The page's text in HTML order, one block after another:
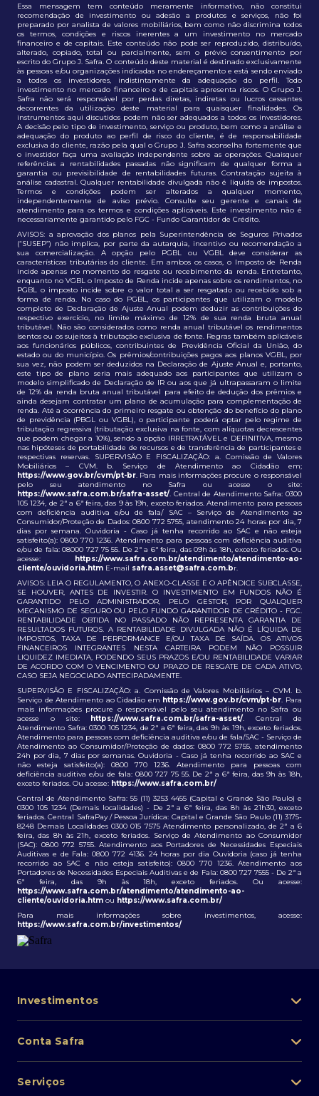
Essa mensagem tem conteúdo meramente informativo, não constitui
recomendação de investimento ou adesão a produtos e serviços, não foi
preparado por analista de valores mobiliários, bem como não discrimina todos
os termos, condições e riscos inerentes a um investimento no mercado
financeiro e de capitais. Este conteúdo não pode ser reproduzido, distribuído,
alterado, copiado, total ou parcialmente, sem o prévio consentimento por
escrito do Grupo J. Safra. O conteúdo deste material é destinado exclusivamente
às pessoas e/ou organizações indicadas no endereçamento e está sendo enviado
a todos os investidores, indistintamente da adequação do perfil. Todo
investimento no mercado financeiro e de capitais apresenta riscos. O Grupo J.
Safra não será responsável por perdas diretas, indiretas ou lucros cessantes
decorrentes da utilização deste material para quaisquer finalidades. Os
instrumentos aqui discutidos podem não ser adequados a todos os investidores.
A decisão pelo tipo de investimento, serviço ou produto, bem como a análise e
adequação do produto ao perfil de risco do cliente, é de responsabilidade
exclusiva do cliente, razão pela qual o Grupo J. Safra aconselha fortemente que
o investidor faça uma avaliação independente sobre as operações. Quaisquer
referências a rentabilidades passadas não significam de qualquer forma a
garantia ou previsibilidade de rentabilidades futuras. Contratação sujeita à
análise cadastral. Qualquer rentabilidade divulgada não é líquida de impostos.
Termos e condições podem ser alterados a qualquer momento,
independentemente de aviso prévio. Consulte seu gerente e canais de
atendimento para os termos e condições aplicáveis. Este investimento não é
necessariamente garantido pelo FGC - Fundo Garantidor de Crédito.
AVISOS: a aprovação dos planos pela Superintendência de Seguros Privados
(“SUSEP”) não implica, por parte da autarquia, incentivo ou recomendação a
sua comercialização. A opção pelo PGBL ou VGBL deve considerar as
características tributárias do cliente. Em ambos os casos, o Imposto de Renda
incide apenas no momento do resgate ou recebimento da renda. Entretanto,
enquanto no VGBL o Imposto de Renda incide apenas sobre os rendimentos, no
PGBL o imposto incide sobre o valor total a ser resgatado ou recebido sob a
forma de renda. No caso do PGBL, os participantes que utilizam o modelo
completo de Declaração de Ajuste Anual podem deduzir as contribuições do
respectivo exercício, no limite máximo de 12% de sua renda bruta anual
tributável. Não são considerados como renda anual tributável os rendimentos
isentos ou os sujeitos à tributação exclusiva de fonte. Regras também aplicáveis
aos funcionários públicos, contribuintes de Previdência Oficial da União, do
estado ou do município. Os prêmios/contribuições pagos aos planos VGBL, por
sua vez, não podem ser deduzidos na Declaração de Ajuste Anual e, portanto,
este tipo de plano seria mais adequado aos participantes que utilizam o
modelo simplificado de Declaração de IR ou aos que já ultrapassaram o limite
de 12% da renda bruta anual tributável para efeito de dedução dos prêmios e
ainda desejam contratar um plano de acumulação para complementação de
renda. Até a ocorrência do primeiro resgate ou obtenção do benefício do plano
de previdência (PBGL ou VGBL), o participante poderá optar pelo regime de
tributação regressiva (tributação exclusiva na fonte, com alíquotas decrescentes
que podem chegar a 10%), sendo a opção IRRETRATÁVEL e DEFINITIVA, mesmo
nas hipóteses de portabilidade de recursos e de transferência de participantes e
respectivas reservas. SUPERVISÃO E FISCALIZAÇÃO: a. Comissão de Valores
Mobiliários – CVM. b. Serviço de Atendimento ao Cidadão em;
https://www.gov.br/cvm/pt-br. Para mais informações procure o responsável
pelo seu atendimento no Safra ou acesse o site:
https://www.safra.com.br/safra-asset/. Central de Atendimento Safra: 0300
105 1234, de 2ª a 6ª feira, das 9 às 19h, exceto feriados. Atendimento para pessoas
com deficiência auditiva e/ou de fala/ SAC – Serviço de Atendimento ao
Consumidor/Proteção de Dados: 0800 772 5755, atendimento 24 horas por dia, 7
dias por semana. Ouvidoria - Caso já tenha recorrido ao SAC e não esteja
satisfeito(a): 0800 770 1236. Atendimento para pessoas com deficiência auditiva
e/ou de fala: 08000 727 75 55. De 2ª a 6ª feira, das 09h às 18h, exceto feriados. Ou
acesse: https://www.safra.com.br/atendimento/atendimento-ao-
cliente/ouvidoria.htm E-mail safra.asset@safra.com.br.
AVISOS: LEIA O REGULAMENTO, O ANEXO-CLASSE E O APÊNDICE SUBCLASSE,
SE HOUVER, ANTES DE INVESTIR. O INVESTIMENTO EM FUNDOS NÃO É
GARANTIDO PELO ADMINISTRADOR, PELO GESTOR, POR QUALQUER
MECANISMO DE SEGURO OU PELO FUNDO GARANTIDOR DE CRÉDITO - FGC.
RENTABILIDADE OBTIDA NO PASSADO NÃO REPRESENTA GARANTIA DE
RESULTADOS FUTUROS. A RENTABILIDADE DIVULGADA NÃO É LÍQUIDA DE
IMPOSTOS, TAXA DE PERFORMANCE E/OU TAXA DE SAÍDA. OS ATIVOS
FINANCEIROS INTEGRANTES NESTA CARTEIRA PODEM NÃO POSSUIR
LIQUIDEZ IMEDIATA, PODENDO SEUS PRAZOS E/OU RENTABILIDADE VARIAR
DE ACORDO COM O VENCIMENTO OU PRAZO DE RESGATE DE CADA ATIVO,
CASO SEJA NEGOCIADO ANTECIPADAMENTE.
SUPERVISÃO E FISCALIZAÇÃO: a. Comissão de Valores Mobiliários – CVM. b.
Serviço de Atendimento ao Cidadão em https://www.gov.br/cvm/pt-br. Para
mais informações procure o responsável pelo seu atendimento no Safra ou
acesse o site: https://www.safra.com.br/safra-asset/. Central de
Atendimento Safra: 0300 105 1234, de 2ª a 6ª feira, das 9h às 19h, exceto feriados.
Atendimento para pessoas com deficiência auditiva e/ou de fala/SAC - Serviço de
Atendimento ao Consumidor/Proteção de dados: 0800 772 5755, atendimento
24h por dia, 7 dias por semanas. Ouvidoria - Caso já tenha recorrido ao SAC e
não esteja satisfeito(a): 0800 770 1236. Atendimento para pessoas com
deficiência auditiva e/ou de fala: 0800 727 75 55. De 2ª a 6ª feira, das 9h às 18h,
exceto feriados. Ou acesse: https://www.safra.com.br/
Central de Atendimento Safra: 55 (11) 3253 4455 (Capital e Grande São Paulo) e
0300 105 1234 (Demais localidades) - De 2ª a 6ª feira, das 8h às 21h30, exceto
feriados. Central SafraPay / Pessoa Jurídica: Capital e Grande São Paulo (11) 3175-
8248 Demais Localidades 0300 015 7575 Atendimento personalizado, de 2ª a 6
feira, das 8h às 21h, exceto feriados. Serviço de Atendimento ao Consumidor
(SAC): 0800 772 5755. Atendimento aos Portadores de Necessidades Especiais
Auditivas e de Fala: 0800 772 4136. 24 horas por dia Ouvidoria (caso já tenha
recorrido ao SAC e não esteja satisfeito): 0800 770 1236. Atendimento aos
Portadores de Necessidades Especiais Auditivas e de Fala: 0800 727 7555 - De 2ª a
6ª feira, das 9h às 18h, exceto feriados. Ou acesse:
https://www.safra.com.br/atendimento/atendimento-ao-
cliente/ouvidoria.htm ou https://www.safra.com.br/
Para mais informações sobre investimentos, acesse:
https://www.safra.com.br/investimentos/
Investimentos
Lista de fundos de investimento
Conta Safra
Pessoa Física
Serviços